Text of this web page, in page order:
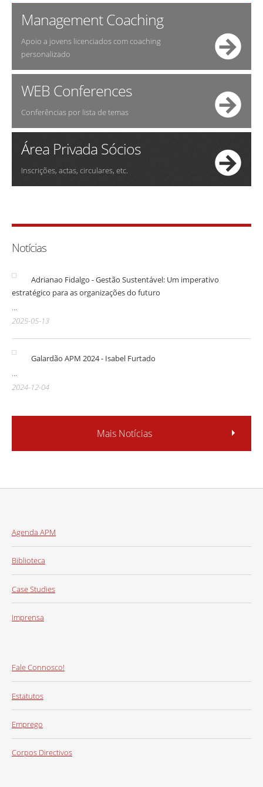
Management Coaching
Apoio a jovens licenciados com coaching
personalizado
WEB Conferences
Conferências por lista de temas
Área Privada Sócios
Inscrições, actas, circulares, etc.
Notícias
Adrianao Fidalgo - Gestão Sustentável: Um imperativo
estratégico para as organizações do futuro
...
2025-05-13
Galardão APM 2024 - Isabel Furtado
...
2024-12-04
Mais Notícias
Agenda APM
Biblioteca
Case Studies
Imprensa
Fale Connosco!
Estatutos
Emprego
Corpos Directivos